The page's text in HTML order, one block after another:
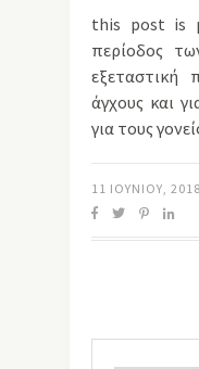
this post is
περίοδος
εξεταστική
άγχους και
για τους
11 ΙΟΥΝΊΟΥ, 2018